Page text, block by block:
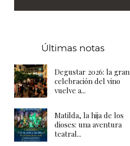
Últimas notas
Degustar 2026: la gran
celebración del vino
vuelve a...
Matilda, la hija de los
dioses: una aventura
teatral...